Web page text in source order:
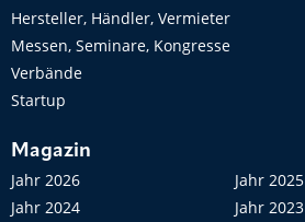
Hersteller, Händler, Vermieter
Messen, Seminare, Kongresse
Verbände
Startup
Magazin
Jahr 2026
Jahr 2025
Jahr 2024
Jahr 2023